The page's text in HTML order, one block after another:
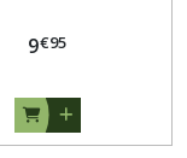
9€95